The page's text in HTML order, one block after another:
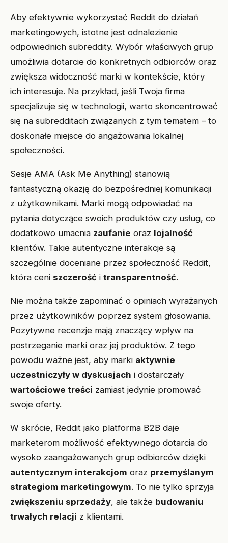
Aby efektywnie wykorzystać Reddit do działań
marketingowych, istotne jest odnalezienie
odpowiednich subreddity. Wybór właściwych grup
umożliwia dotarcie do konkretnych odbiorców oraz
zwiększa widoczność marki w kontekście, który
ich interesuje. Na przykład, jeśli Twoja firma
specjalizuje się w technologii, warto skoncentrować
się na subredditach związanych z tym tematem – to
doskonałe miejsce do angażowania lokalnej
społeczności.
Sesje AMA (Ask Me Anything) stanowią
fantastyczną okazję do bezpośredniej komunikacji
z użytkownikami. Marki mogą odpowiadać na
pytania dotyczące swoich produktów czy usług, co
dodatkowo umacnia zaufanie oraz lojalność
klientów. Takie autentyczne interakcje są
szczególnie doceniane przez społeczność Reddit,
która ceni szczerość i transparentność.
Nie można także zapominać o opiniach wyrażanych
przez użytkowników poprzez system głosowania.
Pozytywne recenzje mają znaczący wpływ na
postrzeganie marki oraz jej produktów. Z tego
powodu ważne jest, aby marki aktywnie
uczestniczyły w dyskusjach i dostarczały
wartościowe treści zamiast jedynie promować
swoje oferty.
W skrócie, Reddit jako platforma B2B daje
marketerom możliwość efektywnego dotarcia do
wysoko zaangażowanych grup odbiorców dzięki
autentycznym interakcjom oraz przemyślanym
strategiom marketingowym. To nie tylko sprzyja
zwiększeniu sprzedaży, ale także budowaniu
trwałych relacji z klientami.